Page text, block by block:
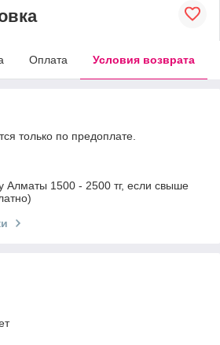
Оплата Условия возврата
только по предоплате.
Алматы 1500 - 2500 тг, если свыше